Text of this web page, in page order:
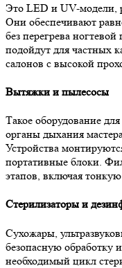
Это LED и UV-модели,
Они обеспечивают
без перегрева
подойдут для частных
салонов с высокой
Вытяжки и пылесосы
Такое оборудование
органы дыхания
Устройства
портативные блоки.
этапов, включая тонкую
Стерилизаторы и
Сухожары,
безопасную обработку
необходимый цикл